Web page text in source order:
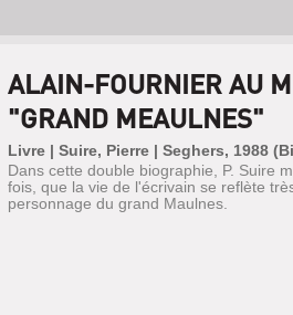
ALAIN-FOURNIER AU
"GRAND MEAULNES"
Livre | Suire, Pierre | Seghers, 1988
Dans cette double biographie, P. Suire
fois, que la vie de l'écrivain se reflète
personnage du grand Maulnes.